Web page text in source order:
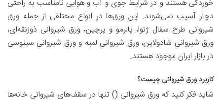
خوردگی هستند و در شرایط جوی و آب و هوایی نامناسب به راحتی
دچار آسیب نمی‌شوند. این ورق‌ها در انواع مختلفی از جمله ورق
شیروانی طرح سفال ژنوا، پالرمو و پرچین، ورق شیروانی ذوزنقه‌ای،
ورق شیروانی شادولاین، ورق شیروانی لمبه و ورق شیروانی سینوسی
در بازار ایران موجود هستند.
کاربرد ورق شیروانی چیست؟
شاید فکر کنید که ورق شیروانی () تنها در سقف‌های شیروانی خانه‌ها